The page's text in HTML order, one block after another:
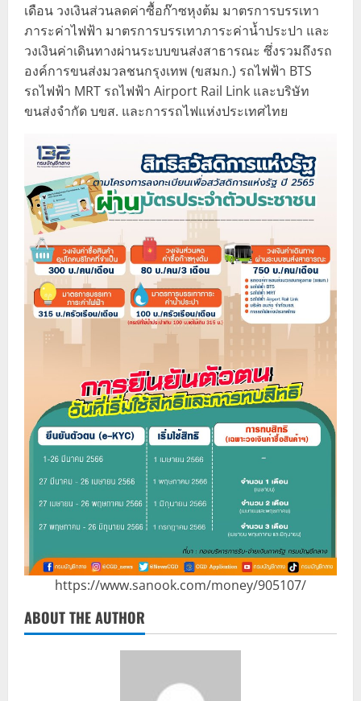
เดือน วงเงินส่วนลดค่าซื้อก๊าซหุงต้ม มาตรการบรรเทา
ภาระค่าไฟฟ้า มาตรการบรรเทาภาระค่าน้ำประปา และ
วงเงินค่าเดินทางผ่านระบบขนส่งสาธารณะ ซึ่งรวมถึงรถ
องค์การขนส่งมวลชนกรุงเทพ (ขสมก.) รถไฟฟ้า BTS
รถไฟฟ้า MRT รถไฟฟ้า Airport Rail Link และบริษัท
ขนส่งจำกัด บขส. และการรถไฟแห่งประเทศไทย
https://www.sanook.com/money/905107/
ABOUT THE AUTHOR